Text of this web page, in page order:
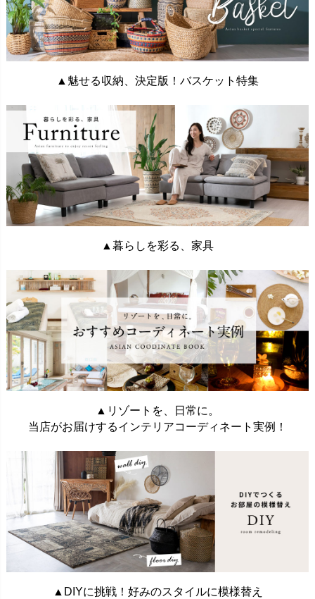
▲魅せる収納、決定版！バスケット特集
▲暮らしを彩る、家具
▲リゾートを、日常に。
当店がお届けするインテリアコーディネート実例！
▲DIYに挑戦！好みのスタイルに模様替え